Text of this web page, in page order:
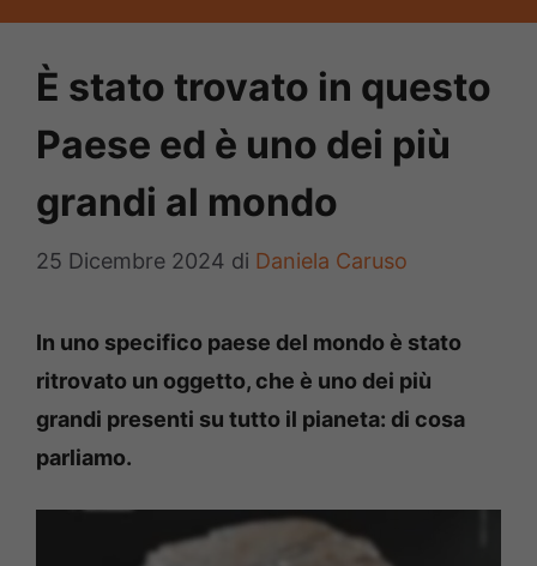
È stato trovato in questo
Paese ed è uno dei più
grandi al mondo
25 Dicembre 2024 di Daniela Caruso
In uno specifico paese del mondo è stato
ritrovato un oggetto, che è uno dei più
grandi presenti su tutto il pianeta: di cosa
parliamo.